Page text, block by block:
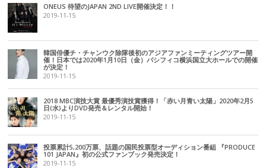
ONEUS 待望のJAPAN 2ND LIVE開催決定！！
2019-11-15
韓国俳優チ・チャンウク除隊後初のアジアファンミーティングツアー開
催！日本では2020年1月10日（金）パシフィコ横浜国立大ホールでの開催
が決定！
2019-11-15
2018 MBC演技大賞 最優秀演技賞獲得！「赤い月青い太陽」2020年2月5
日(水)よりDVD発売＆レンタル開始！
2019-11-15
投票累計5,200万票、話題の国民投票型オーディション番組 『PRODUCE
101 JAPAN』初の公式ファンブック発売決定！
2019-11-15